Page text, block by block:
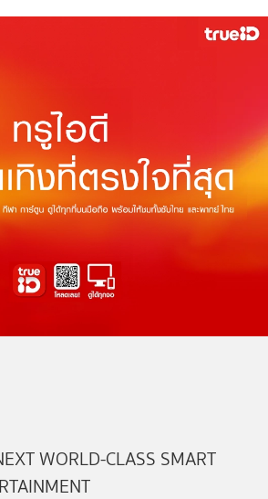
WORLD-CLASS SMART